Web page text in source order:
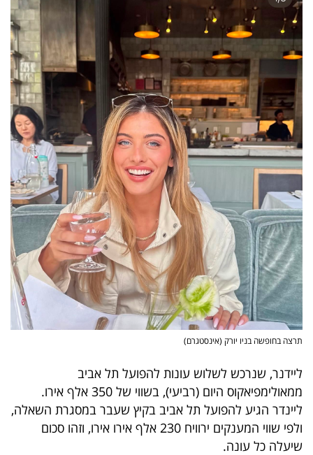
תרצה בחופשה בניו יורק (אינסטגרם)
ליידנר, שנרכש לשלוש עונות להפועל תל אביב
ממאולימפיאקוס היום (רביעי), בשווי של 350 אלף אירו.
ליינדר הגיע להפועל תל אביב בקיץ שעבר במסגרת השאלה,
ולפי שווי המענקים ירוויח 230 אלף אירו אירו, וזהו סכום
שיעלה כל עונה.